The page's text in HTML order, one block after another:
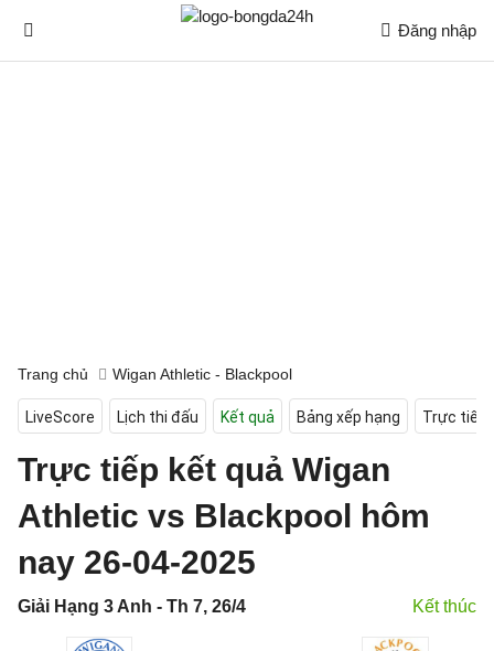
Đăng nhập
Trang chủ Wigan Athletic - Blackpool
LiveScore Lịch thi đấu Kết quả Bảng xếp hạng Trực tiếp
Trực tiếp kết quả Wigan
Athletic vs Blackpool hôm
nay 26-04-2025
Giải Hạng 3 Anh - Th 7, 26/4 Kết thúc